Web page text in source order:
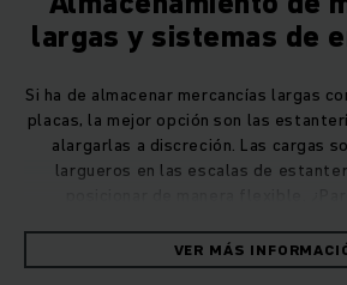
largas y sistemas de
Si ha de almacenar mercancías largas
placas, la mejor opción son las
alargarlas a discreción. Las cargas
largueros en las escalas de
almacenaje? Cree espacio de
levantando un sistema de
VER MÁS